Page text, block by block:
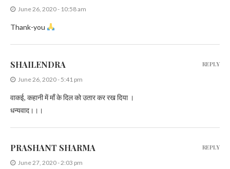
June 26, 2020 - 10:58 am
Thank-you
SHAILENDRA
June 26, 2020 - 5:41 pm
वाकई, कहानी में माँ के दिल को उतार कर रख दिया ।
धन्यवाद।।।
REPLY
PRASHANT SHARMA
June 27, 2020 - 2:03 pm
REPLY